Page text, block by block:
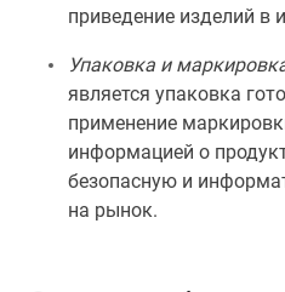
приведение изделий в
Упаковка и
является упаковка
применение
информацией о
безопасную и
на рынок.